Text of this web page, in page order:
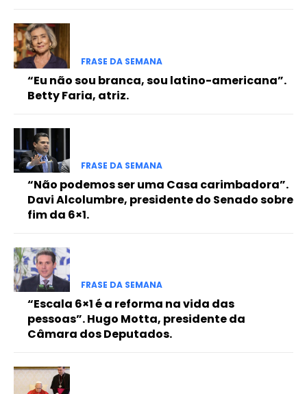
FRASE DA SEMANA
“Eu não sou branca, sou latino-americana”.
Betty Faria, atriz.
FRASE DA SEMANA
“Não podemos ser uma Casa carimbadora”.
Davi Alcolumbre, presidente do Senado sobre
fim da 6×1.
FRASE DA SEMANA
“Escala 6×1 é a reforma na vida das
pessoas”. Hugo Motta, presidente da
Câmara dos Deputados.